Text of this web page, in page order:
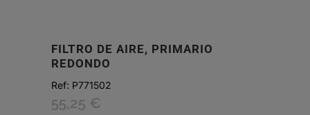
FILTRO DE AIRE, PRIMARIO
REDONDO
Ref: P771502
55,25 €